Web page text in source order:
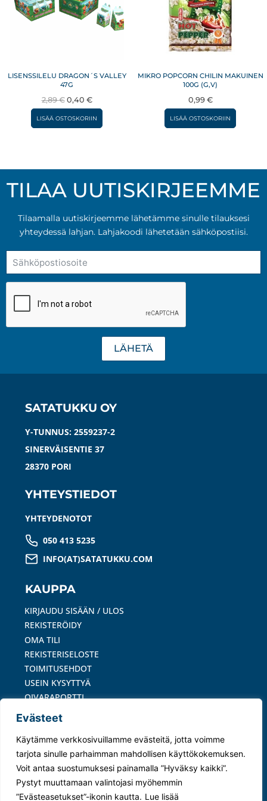
Evästeet
Käytämme verkkosivuillamme evästeitä, jotta voimme
tarjota sinulle parhaimman mahdollisen käyttökokemuksen.
Voit antaa suostumuksesi painamalla ”Hyväksy kaikki”.
Pystyt muuttamaan valintojasi myöhemmin
”Evästeasetukset”-ikonin kautta. Lue lisää
LISENSSILELU DRAGON´S VALLEY
47G
2,89€ Alkuperäinen
hinta
oli:
0,40 €Nykyinen
hinta
on:
LISÄÄ OSTOSKORIIN
MIKRO POPCORN CHILIN MAKUINEN
100G (G,V)
0,99 €
LISÄÄ OSTOSKORIIN
TILAA UUTISKIRJEEMME
Tilaamalla uutiskirjeemme lähetämme sinulle tilauksesi
yhteydessä lahjan. Lahjakoodi lähetetään sähköpostiisi.
LÄHETÄ
SATATUKKU OY
Y-TUNNUS: 2559237-2
SINERVÄISENTIE 37
28370 PORI
YHTEYSTIEDOT
YHTEYDENOTOT
050 413 5235
INFO(AT)SATATUKKU.COM
KAUPPA
KIRJAUDU SISÄÄN / ULOS
REKISTERÖIDY
OMA TILI
REKISTERISELOSTE
TOIMITUSEHDOT
USEIN KYSYTTYÄ
OIVARAPORTTI
MAKSUTAVAT
© 2024 Satatukku Oy –Tietosuojaseloste